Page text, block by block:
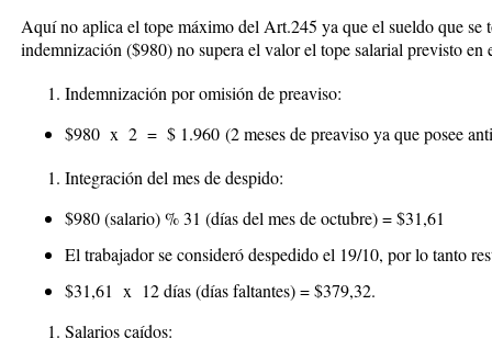
Aquí no aplica el tope máximo del Art.245 ya que el sueldo que se
indemnización ($980) no supera el valor el tope salarial previsto
Indemnización por omisión de preaviso:
$980 x 2 = $ 1.960 (2 meses de preaviso ya que posee
Integración del mes de despido:
$980 (salario) % 31 (días del mes de octubre) = $31,61
El trabajador se consideró despedido el 19/10, por lo tanto
$31,61 x 12 días (días faltantes) =$379,32.
Salarios caídos: